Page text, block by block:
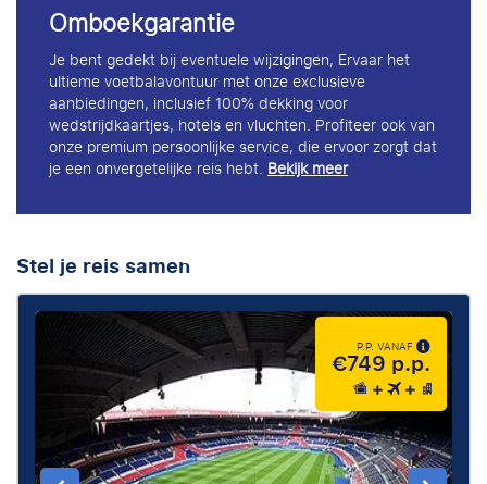
Omboekgarantie
Je bent gedekt bij eventuele wijzigingen, Ervaar het
ultieme voetbalavontuur met onze exclusieve
aanbiedingen, inclusief 100% dekking voor
wedstrijdkaartjes, hotels en vluchten. Profiteer ook van
onze premium persoonlijke service, die ervoor zorgt dat
je een onvergetelijke reis hebt.Bekijk meer
Stel je reis samen
P.P. VANAF
€749 p.p.